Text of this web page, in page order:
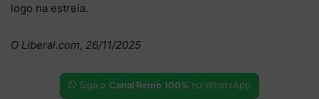
logo na estreia.
O Liberal.com, 26/11/2025
Siga o Canal Remo 100% no WhatsApp